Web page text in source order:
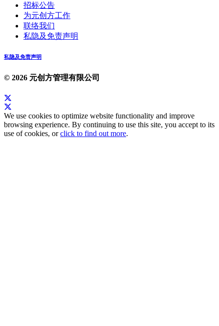
招标公告
为元创方工作
联络我们
私隐及免责声明
私隐及免责声明
© 2026 元创方管理有限公司
We use cookies to optimize website functionality and improve
browsing experience. By continuing to use this site, you accept to its
use of cookies, orclick to find out more.